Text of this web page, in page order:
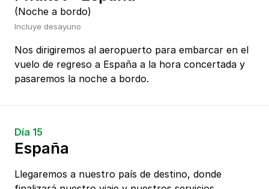
(Noche a bordo)
Incluye desayuno
Nos dirigiremos al aeropuerto para embarcar en el
vuelo de regreso a España a la hora concertada y
pasaremos la noche a bordo.
Día 15
España
Llegaremos a nuestro país de destino, donde